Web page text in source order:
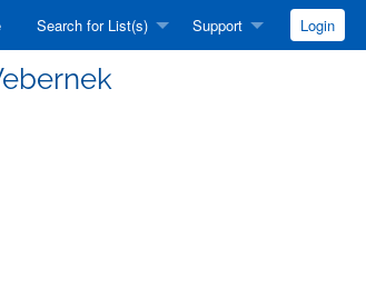
Search for List(s) Support Login